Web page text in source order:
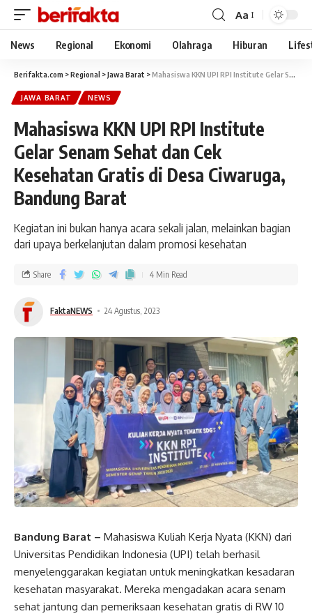
Aa
News Regional Ekonomi Olahraga Hiburan
Berifakta.com >Regional >Jawa Barat >Mahasiswa KKN UPI RPI Institute Gelar Senam Sehat dan Cek Kesehatan Gratis di Desa Ciwaruga, Bandung Barat
JAWA BARAT NEWS
Mahasiswa KKN UPI RPI Institute
Gelar Senam Sehat dan Cek
Kesehatan Gratis di Desa Ciwaruga,
Bandung Barat
Kegiatan ini bukan hanya acara sekali jalan, melainkan bagian
dari upaya berkelanjutan dalam promosi kesehatan
FaktaNEWS 24 Agustus, 2023
Share 4 Min Read
Bandung Barat – Mahasiswa Kuliah Kerja Nyata (KKN) dari
Universitas Pendidikan Indonesia (UPI) telah berhasil
menyelenggarakan kegiatan untuk meningkatkan kesadaran
kesehatan masyarakat. Mereka mengadakan acara senam
sehat jantung dan pemeriksaan kesehatan gratis di RW 10